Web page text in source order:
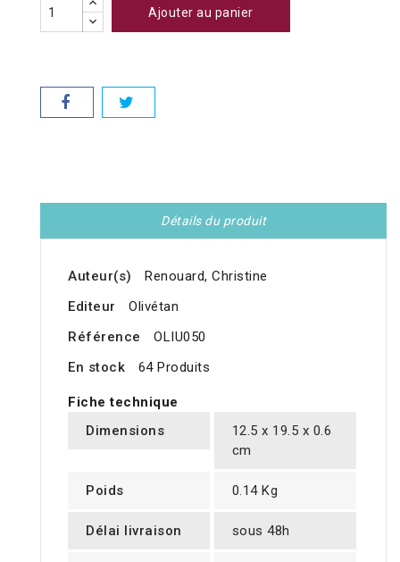
Ajouter au panier
Détails du produit
Auteur(s)
Renouard, Christine
Editeur
Olivétan
Référence
OLIU050
En stock
64 Produits
Fiche technique
Dimensions
12.5 x 19.5 x 0.6
cm
Poids 0.14 Kg
Délai livraison sous 48h